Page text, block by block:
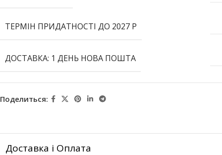
ТЕРМІН ПРИДАТНОСТІ ДО 2027 Р
ДОСТАВКА: 1 ДЕНЬ НОВА ПОШТА
Поделиться:
Доставка і Оплата